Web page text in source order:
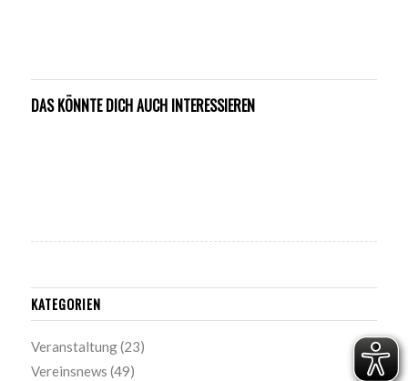
DAS KÖNNTE DICH AUCH INTERESSIEREN
KATEGORIEN
Veranstaltung(23)
Vereinsnews (49)